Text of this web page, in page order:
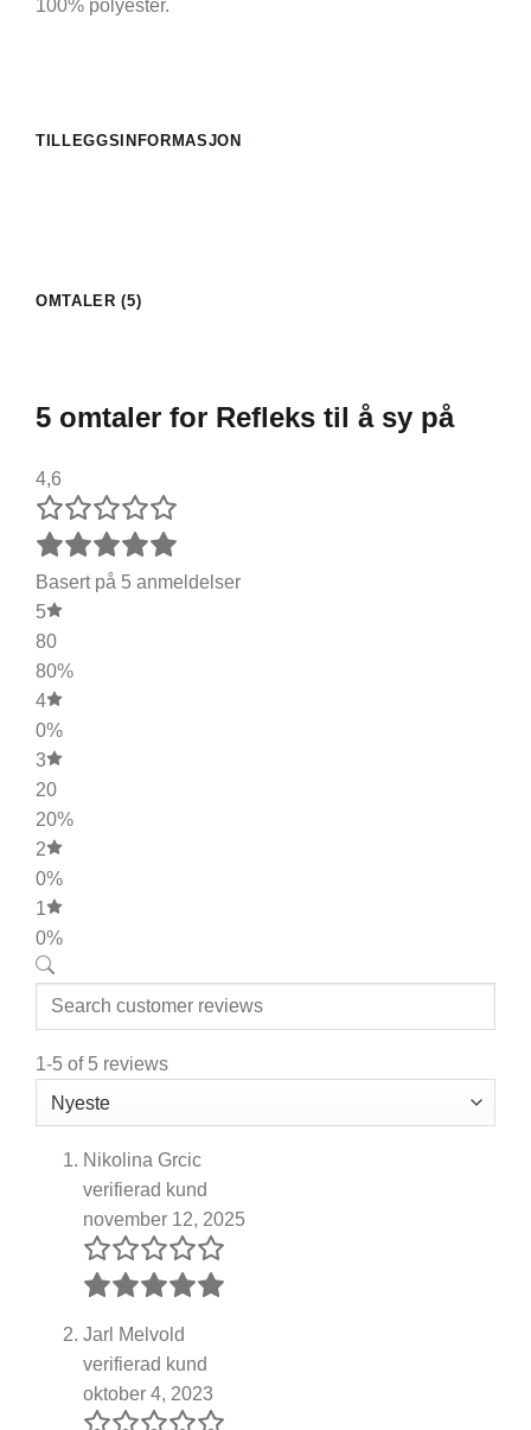
100% polyester.
TILLEGGSINFORMASJON
OMTALER (5)
5 omtaler for Refleks til å sy på
4,6
Basert på 5 anmeldelser
5
80
80%
4
0%
3
20
20%
2
0%
1
0%
1-5 of 5 reviews
Nikolina Grcic
verifierad kund
november 12, 2025
Jarl Melvold
verifierad kund
oktober 4, 2023